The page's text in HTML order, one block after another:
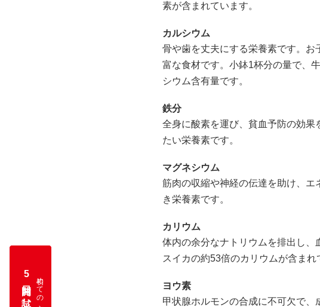
初めての方
5
日間お試し
素が含まれています。
カルシウム
骨や歯を丈夫にする栄養素です。
富な食材です。小鉢1杯分の量で、
シウム含有量です。
鉄分
全身に酸素を運び、貧血予防の効
たい栄養素です。
マグネシウム
筋肉の収縮や神経の伝達を助け、
き栄養素です。
カリウム
体内の余分なナトリウムを排出し、
スイカの約53倍のカリウムが含まれ
ヨウ素
甲状腺ホルモンの合成に不可欠で